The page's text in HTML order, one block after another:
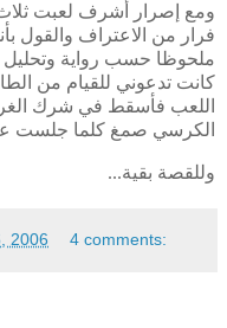
ومع إصرار أشرف لعبت ثلاث
فرار من الاعتراف والقول
ملحوظا حسب رواية وتحليل
كانت تدعوني للقيام من
اللعب فأسقط في شرك
الكرسي صمغ كلما جلست
وللقصة بقية...
2006 4 comments: